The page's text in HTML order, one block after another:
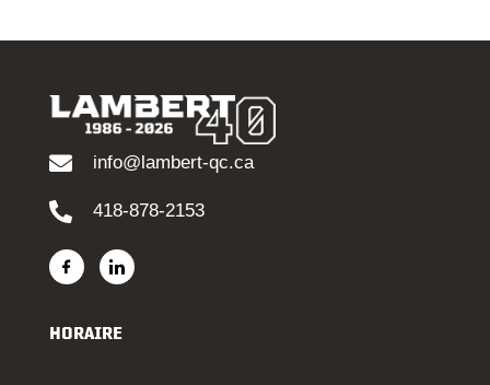
info@lambert-qc.ca
418-878-2153
HORAIRE